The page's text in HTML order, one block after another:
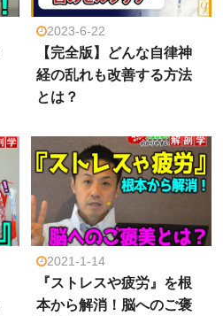
2023-6-22
【完全版】どんな自律神
経の乱れも改善する方法
とは？
2021-1-14
『ストレスや疲労』を根
本から解消！脳へのご褒